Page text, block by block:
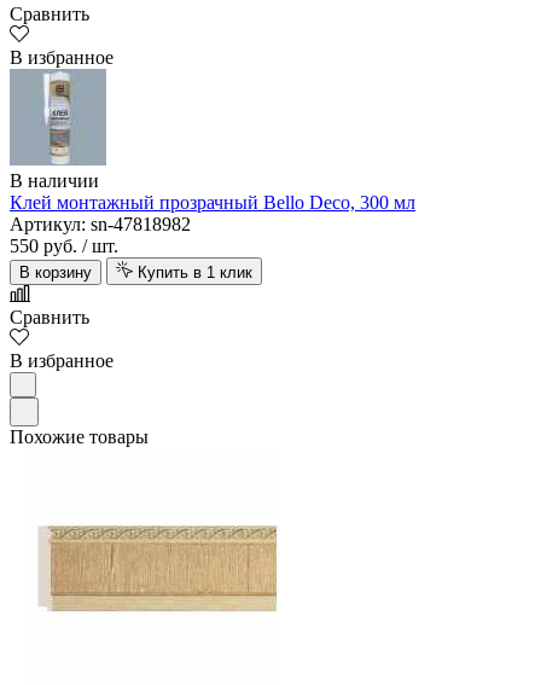
Сравнить
В избранное
В наличии
Клей монтажный прозрачный Bello Deco, 300 мл
Артикул: sn-47818982
550 руб. / шт.
В корзину Купить в 1 клик
Сравнить
В избранное
Похожие товары